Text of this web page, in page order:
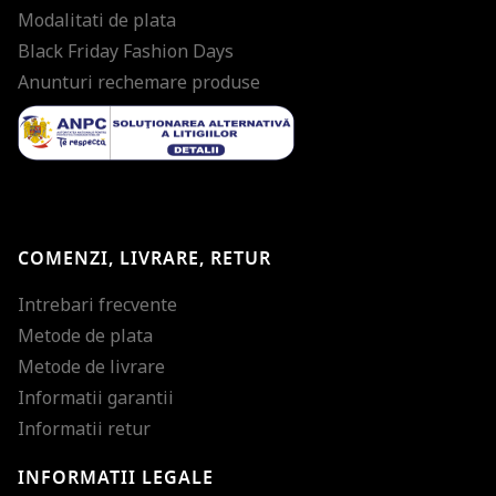
Modalitati de plata
Black Friday Fashion Days
Anunturi rechemare produse
COMENZI, LIVRARE, RETUR
Intrebari frecvente
Metode de plata
Metode de livrare
Informatii garantii
Informatii retur
INFORMATII LEGALE